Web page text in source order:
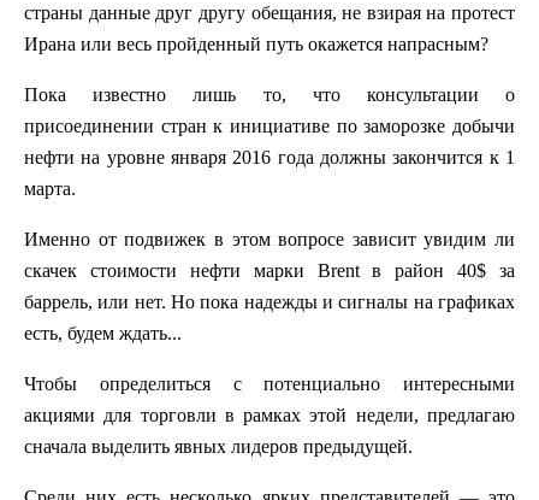
страны данные друг другу обещания, не взирая на протест
Ирана или весь пройденный путь окажется напрасным?
Пока известно лишь то, что консультации о
присоединении стран к инициативе по заморозке добычи
нефти на уровне января 2016 года должны закончится к 1
марта.
Именно от подвижек в этом вопросе зависит увидим ли
скачек стоимости нефти марки
Brent в район 40$
за
баррель, или нет. Но пока надежды и сигналы на графиках
есть, будем ждать...
Чтобы определиться с потенциально интересными
акциями для торговли в рамках этой недели, предлагаю
сначала выделить явных лидеров предыдущей.